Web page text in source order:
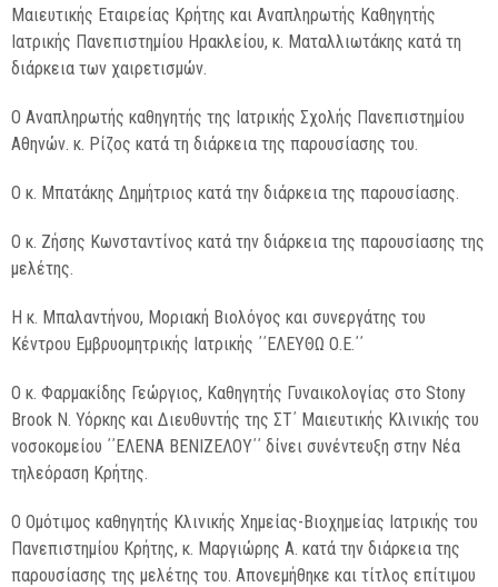
Μαιευτικής Εταιρείας Κρήτης και Αναπληρωτής Καθηγητής
Ιατρικής Πανεπιστημίου Ηρακλείου, κ. Ματαλλιωτάκης κατά τη
διάρκεια των χαιρετισμών.
Ο Αναπληρωτής καθηγητής της Ιατρικής Σχολής Πανεπιστημίου
Αθηνών. κ. Ρίζος κατά τη διάρκεια της παρουσίασης του.
Ο κ. Μπατάκης Δημήτριος κατά την διάρκεια της παρουσίασης.
Ο κ. Ζήσης Κωνσταντίνος κατά την διάρκεια της παρουσίασης της
μελέτης.
Η κ. Μπαλαντήνου, Μοριακή Βιολόγος και συνεργάτης του
Κέντρου Εμβρυομητρικής Ιατρικής ΄΄ΕΛΕΥΘΩ Ο.Ε.΄΄
Ο κ. Φαρμακίδης Γεώργιος, Καθηγητής Γυναικολογίας στο Stony
Brook N. Υόρκης και Διευθυντής της ΣΤ΄ Μαιευτικής Κλινικής του
νοσοκομείου ΄΄ΕΛΕΝΑ ΒΕΝΙΖΕΛΟΥ΄΄ δίνει συνέντευξη στην Νέα
τηλεόραση Κρήτης.
Ο Ομότιμος καθηγητής Κλινικής Χημείας-Βιοχημείας Ιατρικής του
Πανεπιστημίου Κρήτης, κ. Μαργιώρης Α. κατά την διάρκεια της
παρουσίασης της μελέτης του. Απονεμήθηκε και τίτλος επίτιμου